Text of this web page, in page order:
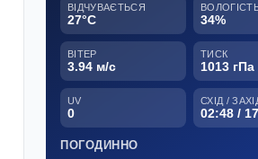
ВІДЧУВАЄТЬСЯ
27°C 34%
ВІТЕР
3.94 м/с
ТИСК
1013 гПа
UV
0
СХІД /
02:48 /
ПОГОДИННО